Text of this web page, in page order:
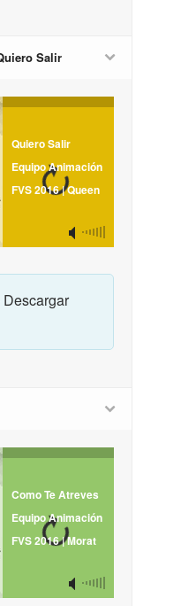
Salir
Quiero Salir
Equipo Animación
FVS 2016 | Queen
Descargar
Como Te Atreves
Equipo Animación
FVS 2016 | Morat